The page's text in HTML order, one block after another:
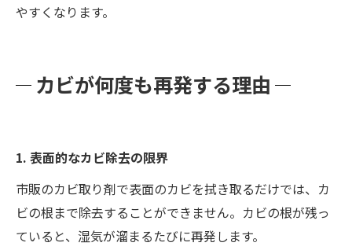
やすくなります。
カビが何度も再発する理由
1. 表面的なカビ除去の限界
市販のカビ取り剤で表面のカビを拭き取るだけでは、カ
ビの根まで除去することができません。カビの根が残っ
ていると、湿気が溜まるたびに再発します。